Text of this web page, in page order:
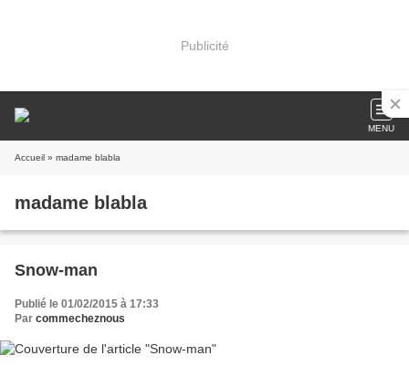
Publicité
MENU
Accueil » madame blabla
madame blabla
Snow-man
Publié le 01/02/2015 à 17:33
Par commecheznous